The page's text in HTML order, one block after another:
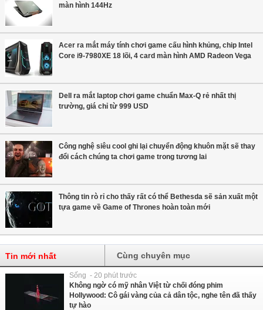
màn hình 144Hz
Acer ra mắt máy tính chơi game cấu hình khủng, chip Intel
Core i9-7980XE 18 lõi, 4 card màn hình AMD Radeon Vega
Dell ra mắt laptop chơi game chuẩn Max-Q rẻ nhất thị
trường, giá chỉ từ 999 USD
Công nghệ siêu cool ghi lại chuyển động khuôn mặt sẽ thay
đổi cách chúng ta chơi game trong tương lai
Thông tin rò rỉ cho thấy rất có thể Bethesda sẽ sản xuất một
tựa game về Game of Thrones hoàn toàn mới
Tin mới nhất Cùng chuyên mục
Sống - 20 phút trước
Không ngờ có mỹ nhân Việt từ chối đóng phim
Hollywood: Cô gái vàng của cả dân tộc, nghe tên đã thấy
tự hào